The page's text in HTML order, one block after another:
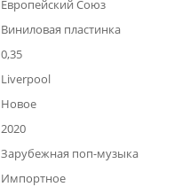
Европейский Союз
Виниловая пластинка
0,35
Liverpool
Новое
2020
Зарубежная поп-музыка
Импортное